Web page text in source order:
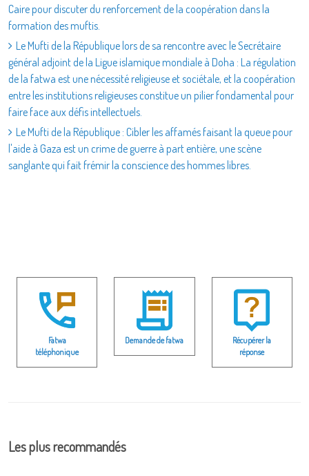
Caire pour discuter du renforcement de la coopération dans la
formation des muftis.
Le Mufti de la République lors de sa rencontre avec le Secrétaire
général adjoint de la Ligue islamique mondiale à Doha : La régulation
de la fatwa est une nécessité religieuse et sociétale, et la coopération
entre les institutions religieuses constitue un pilier fondamental pour
faire face aux défis intellectuels.
Le Mufti de la République : Cibler les affamés faisant la queue pour
l'aide à Gaza est un crime de guerre à part entière, une scène
sanglante qui fait frémir la conscience des hommes libres.
Fatwa
téléphonique
Demande de fatwa
Récupérer la
réponse
Les plus recommandés